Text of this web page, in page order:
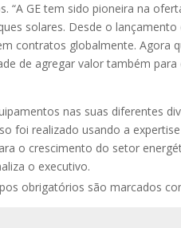
“A GE tem sido pioneira na
solares. Desde o lançamento
contratos globalmente. Agora
de agregar valor também para
nas suas diferentes
foi realizado usando a
o crescimento do setor
o executivo.
obrigatórios são marcados